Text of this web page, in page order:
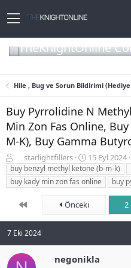
TheKnightOnline
Hile , Bug ve Sorun Bildirimi
Buy Pyrrolidine N
Min Zon Fas Online,
M-K), Buy Gamma
o
n
b
u
b
a
ş
starlightfillers
B
a
ş
l
a
n
g
ç
t
a
15 Eyl 2024
buy benzyl methyl ketone (b-m-k)
buy kady min zon fas online
buy
First Önceki 2
7 Eki 2024
negonikla